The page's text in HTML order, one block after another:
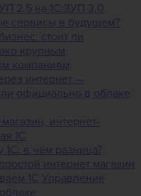
2.5 на 1С:ЗУП 3.0
сервисы в будущем?
стоит ли
крупным
компаниям
интернет —
официально в облаке
интернет-
1С
в чём разница?
интернет магазин
1С Управление